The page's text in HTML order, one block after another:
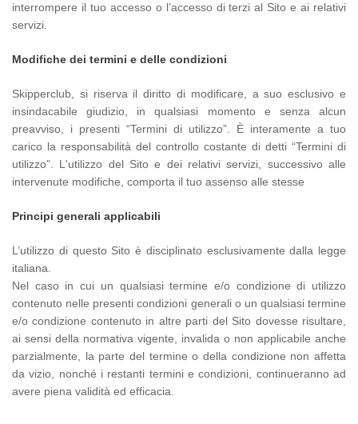
interrompere il tuo accesso o l’accesso di terzi al Sito e ai relativi
servizi.
Modifiche dei termini e delle condizioni
Skipperclub, si riserva il diritto di modificare, a suo esclusivo e
insindacabile giudizio, in qualsiasi momento e senza alcun
preavviso, i presenti “Termini di utilizzo”. È interamente a tuo
carico la responsabilità del controllo costante di detti “Termini di
utilizzo”. L'utilizzo del Sito e dei relativi servizi, successivo alle
intervenute modifiche, comporta il tuo assenso alle stesse
Principi generali applicabili
L’utilizzo di questo Sito è disciplinato esclusivamente dalla legge
italiana.
Nel caso in cui un qualsiasi termine e/o condizione di utilizzo
contenuto nelle presenti condizioni generali o un qualsiasi termine
e/o condizione contenuto in altre parti del Sito dovesse risultare,
ai sensi della normativa vigente, invalida o non applicabile anche
parzialmente, la parte del termine o della condizione non affetta
da vizio, nonché i restanti termini e condizioni, continueranno ad
avere piena validità ed efficacia.